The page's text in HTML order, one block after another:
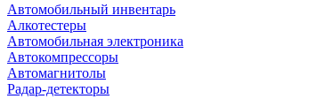
Автомобильный инвентарь
Алкотестеры
Автомобильная электроника
Автокомпрессоры
Автомагнитолы
Радар-детекторы